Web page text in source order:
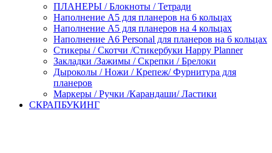
ПЛАНЕРЫ / Блокноты / Тетради
Наполнение А5 для планеров на 6 кольцах
Наполнение А5 для планеров на 4 кольцах
Наполнение А6 Personal для планеров на 6 кольцах
Стикеры / Скотчи /Стикербуки Happy Planner
Закладки /Зажимы / Скрепки / Брелоки
Дыроколы / Ножи / Крепеж/ Фурнитура для
планеров
Маркеры / Ручки /Карандаши/ Ластики
СКРАПБУКИНГ